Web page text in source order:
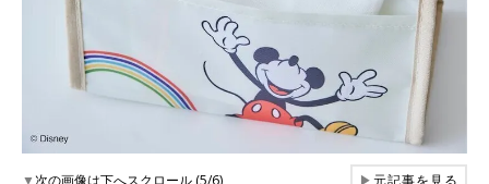
▼次の画像は下へスクロール (5/6) ▶元記事を見る